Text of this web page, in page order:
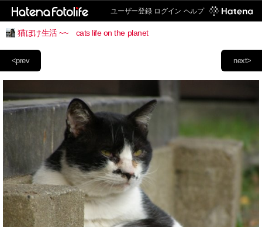
ユーザー登録 ログイン ヘルプ
猫ぼけ生活 ~~ cats life on the planet
next>
<prev